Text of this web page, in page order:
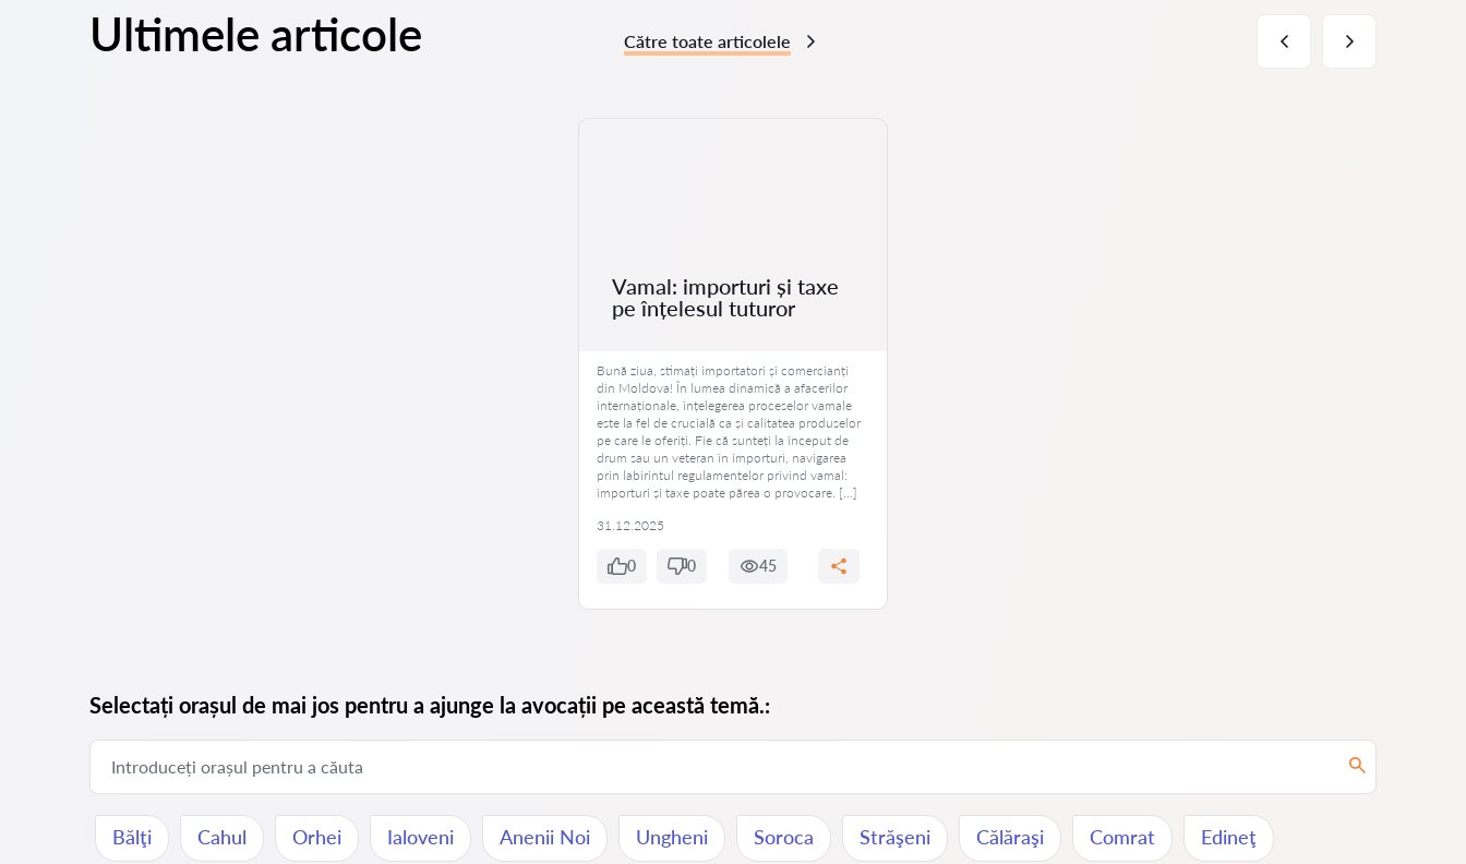
Ultimele articole Către toate articolele
Vamal: importuri și taxe
pe înțelesul tuturor
Bună ziua, stimați importatori și comercianți
din Moldova! În lumea dinamică a afacerilor
internaționale, înțelegerea proceselor vamale
este la fel de crucială ca și calitatea produselor
pe care le oferiți. Fie că sunteți la început de
drum sau un veteran în importuri, navigarea
prin labirintul regulamentelor privind vamal:
importuri și taxe poate părea o provocare. […]
31.12.2025
0 0 45
Selectați orașul de mai jos pentru a ajunge la avocații pe această temă.:
Bălţi Cahul Orhei Ialoveni Anenii Noi Ungheni Soroca Străşeni Călăraşi Comrat Edineţ